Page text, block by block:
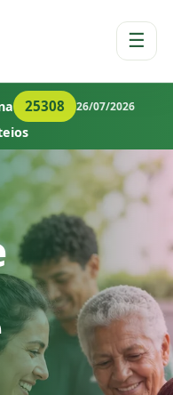
☰
25308 26/07/2026